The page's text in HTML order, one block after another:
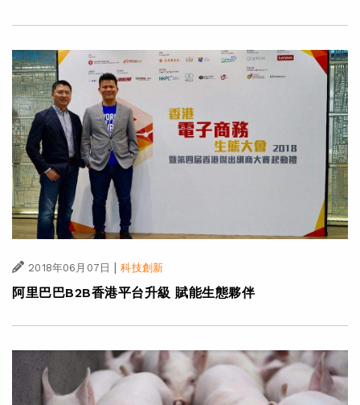
2018年06月07日 科技創新
阿里巴巴B2B香港平台升級 賦能生態夥伴